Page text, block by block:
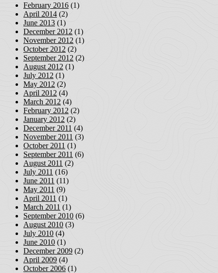
February 2016 (1)
April 2014 (2)
June 2013 (1)
December 2012 (1)
November 2012 (1)
October 2012 (2)
September 2012 (2)
August 2012 (1)
July 2012 (1)
May 2012 (2)
April 2012 (4)
March 2012 (4)
February 2012 (2)
January 2012 (2)
December 2011 (4)
November 2011 (3)
October 2011 (1)
September 2011 (6)
August 2011 (2)
July 2011 (16)
June 2011 (11)
May 2011 (9)
April 2011 (1)
March 2011 (1)
September 2010 (6)
August 2010 (3)
July 2010 (4)
June 2010 (1)
December 2009 (2)
April 2009 (4)
October 2006 (1)